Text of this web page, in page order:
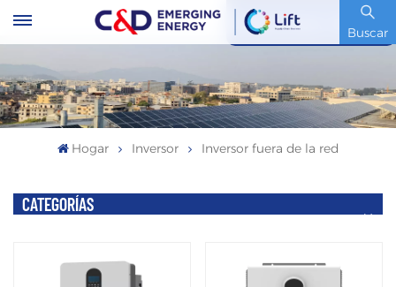
Buscar
Código De Stock : 600153.SH
Hogar Inversor Inversor fuera de la red
CATEGORÍAS